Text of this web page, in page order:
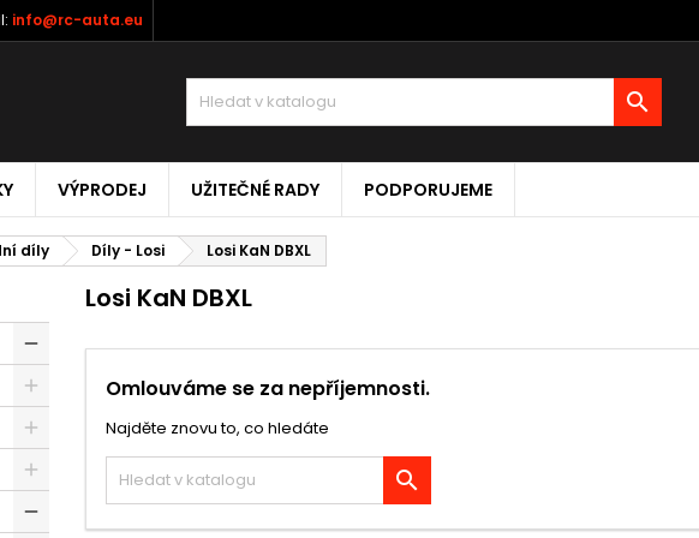
info@rc-auta.eu

VÝPRODEJ UŽITEČNÉ RADY PODPORUJEME
díly Díly - Losi Losi KaN DBXL
Losi KaN DBXL
Omlouváme se za nepříjemnosti.
Najděte znovu to, co hledáte
